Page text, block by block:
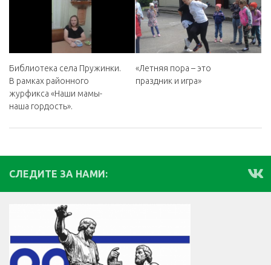
Библиотека села Пружинки.
В рамках районного
журфикса «Наши мамы-
наша гордость».
«Летняя пора – это
праздник и игра»
СЛЕДИТЕ ЗА НАМИ: